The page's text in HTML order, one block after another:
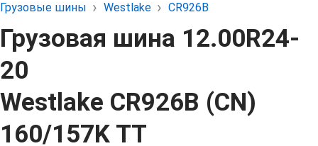
Грузовые шины Westlake CR926B
Грузовая шина 12.00R24-
20
Westlake CR926B (CN)
160/157K TT